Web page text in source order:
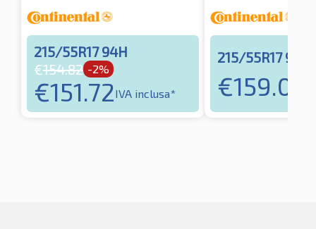
215/55R17 94H
€154.82 -2%
€151.72IVA inclusa*
215/55R17 98H
€159.09